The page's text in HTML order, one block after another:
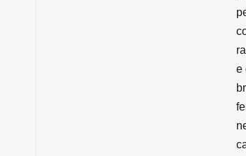
e